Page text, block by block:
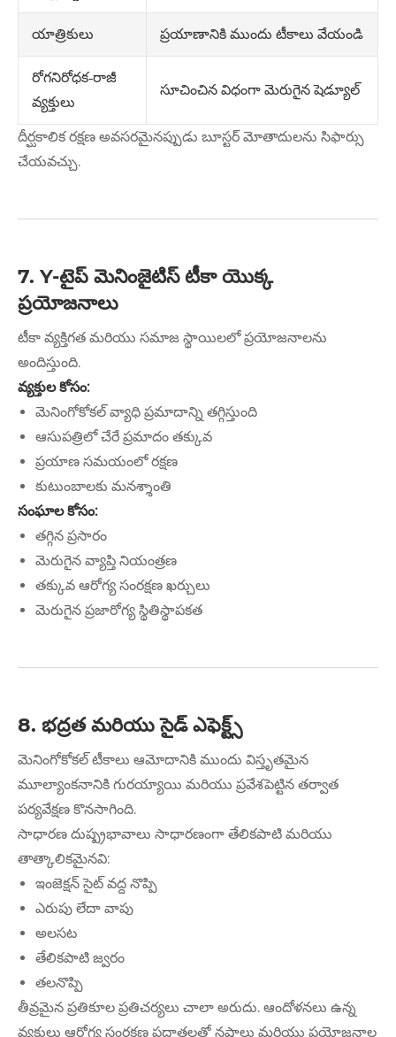
యాత్రికులు ప్రయాణానికి ముందు టీకాలు వేయండి
రోగనిరోధక-రాజీ
వ్యక్తులు
సూచించిన విధంగా మెరుగైన షెడ్యూల్
దీర్ఘకాలిక రక్షణ అవసరమైనప్పుడు బూస్టర్ మోతాదులను సిఫార్సు
చేయవచ్చు.
7. Y-టైప్ మెనింజైటిస్ టీకా యొక్క
ప్రయోజనాలు
టీకా వ్యక్తిగత మరియు సమాజ స్థాయిలలో ప్రయోజనాలను
అందిస్తుంది.
వ్యక్తుల కోసం:
మెనింగోకోకల్ వ్యాధి ప్రమాదాన్ని తగ్గిస్తుంది
ఆసుపత్రిలో చేరే ప్రమాదం తక్కువ
ప్రయాణ సమయంలో రక్షణ
కుటుంబాలకు మనశ్శాంతి
సంఘాల కోసం:
తగ్గిన ప్రసారం
మెరుగైన వ్యాప్తి నియంత్రణ
తక్కువ ఆరోగ్య సంరక్షణ ఖర్చులు
మెరుగైన ప్రజారోగ్య స్థితిస్థాపకత
8. భద్రత మరియు సైడ్ ఎఫెక్ట్స్
మెనింగోకోకల్ టీకాలు ఆమోదానికి ముందు విస్తృతమైన
మూల్యాంకనానికి గురయ్యాయి మరియు ప్రవేశపెట్టిన తర్వాత
పర్యవేక్షణ కొనసాగింది.
సాధారణ దుష్ప్రభావాలు సాధారణంగా తేలికపాటి మరియు
తాత్కాలికమైనవి:
ఇంజెక్షన్ సైట్ వద్ద నొప్పి
ఎరుపు లేదా వాపు
అలసట
తేలికపాటి జ్వరం
తలనొప్పి
తీవ్రమైన ప్రతికూల ప్రతిచర్యలు చాలా అరుదు. ఆందోళనలు ఉన్న
వ్యక్తులు ఆరోగ్య సంరక్షణ ప్రదాతలతో నష్టాలు మరియు ప్రయోజనాల